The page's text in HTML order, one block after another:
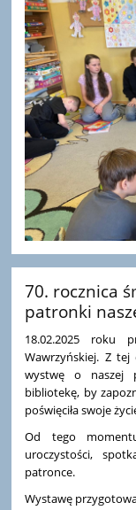
70. rocznica
patronki
18.02.2025 roku
Wawrzyńskiej. Z
wystwę o naszej
bibliotekę, by
poświęciła swoje
Od tego
uroczystości,
patronce.
Wystawę